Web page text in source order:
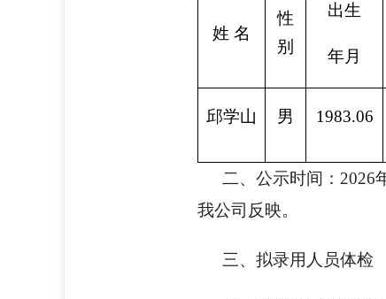
姓 名
性
别
出生
年月
邱学山 男 1983.06
二、公示时间：2026
我公司反映。
三、拟录用人员体检